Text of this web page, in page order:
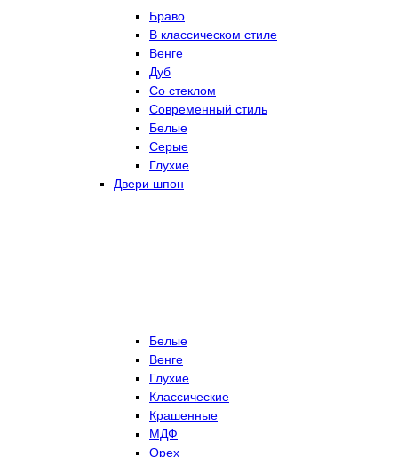
Браво
В классическом стиле
Венге
Дуб
Со стеклом
Современный стиль
Белые
Серые
Глухие
Двери шпон
Белые
Венге
Глухие
Классические
Крашенные
МДФ
Орех